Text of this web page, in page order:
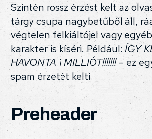
Szintén rossz érzést kelt az
tárgy csupa nagybetűből áll,
végtelen felkiáltójel vagy
karakter is kíséri. Például:ÍGY
HAVONTA 1 MILLIÓT!!!!!!!– ez
spam érzetét kelti.
Preheader